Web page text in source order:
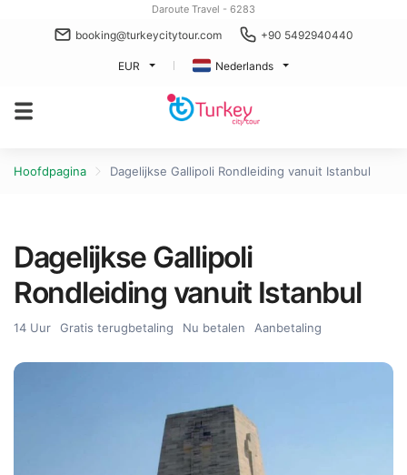
Daroute Travel - 6283
booking@turkeycitytour.com +90 5492940440
EUR Nederlands
Hoofdpagina Dagelijkse Gallipoli Rondleiding vanuit Istanbul
Dagelijkse Gallipoli
Rondleiding vanuit Istanbul
14 Uur Gratis terugbetaling Nu betalen Aanbetaling